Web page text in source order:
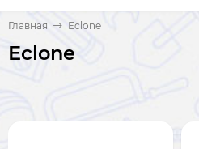
Главная Eclone
Eclone